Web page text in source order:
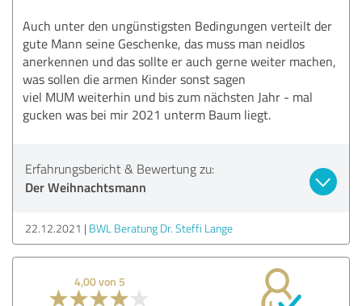
Auch unter den ungünstigsten Bedingungen verteilt der
gute Mann seine Geschenke, das muss man neidlos
anerkennen und das sollte er auch gerne weiter machen,
was sollen die armen Kinder sonst sagen
viel MUM weiterhin und bis zum nächsten Jahr - mal
gucken was bei mir 2021 unterm Baum liegt.
Erfahrungsbericht & Bewertung zu:
Der Weihnachtsmann
22.12.2021 BWL Beratung Dr. Steffi Lange
4,00 von 5